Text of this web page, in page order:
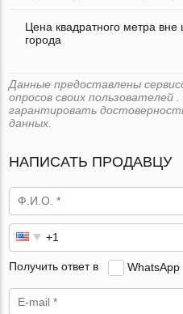
Цена квадратного метра вне
города
Данные предоставлены
опросов своих пользователей
гарантировать
данных.
НАПИСАТЬ ПРОДАВЦУ
Получить ответ в WhatsApp